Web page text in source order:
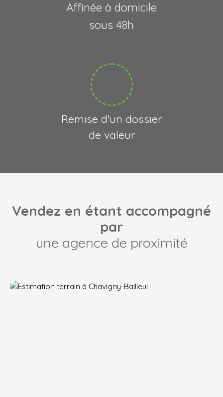
Affinée à domicile
sous 48h
Remise d'un dossier
de valeur
Vendez en étant accompagné
par
une agence de proximité